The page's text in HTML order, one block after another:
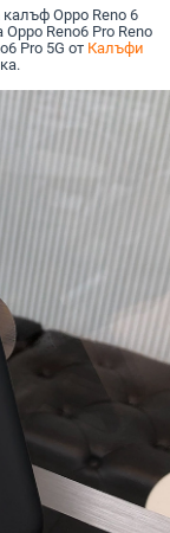
Oppo Reno 6
Reno6 Pro Reno
Pro 5G от Калъфи